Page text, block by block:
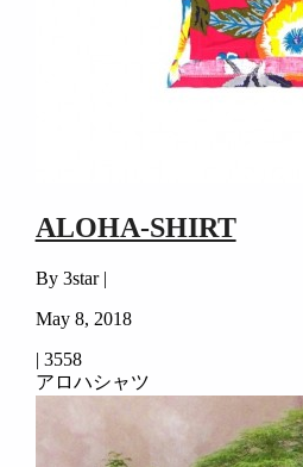
ALOHA-SHIRT
By 3star |
May 8, 2018
| 3558
アロハシャツ